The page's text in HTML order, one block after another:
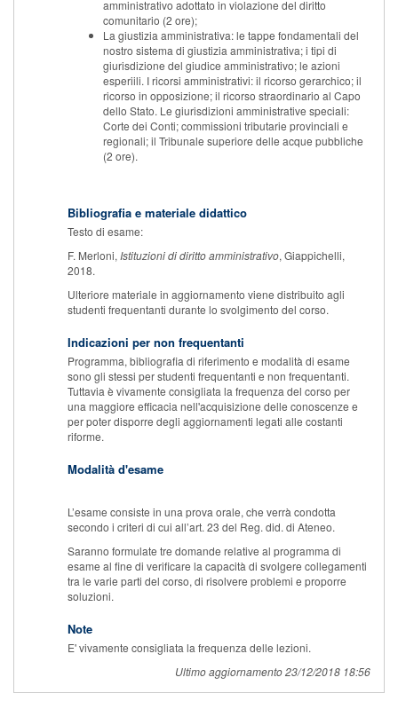
amministrativo adottato in violazione del diritto
comunitario (2 ore);
La giustizia amministrativa: le tappe fondamentali del
nostro sistema di giustizia amministrativa; i tipi di
giurisdizione del giudice amministrativo; le azioni
esperiili. I ricorsi amministrativi: il ricorso gerarchico; il
ricorso in opposizione; il ricorso straordinario al Capo
dello Stato. Le giurisdizioni amministrative speciali:
Corte dei Conti; commissioni tributarie provinciali e
regionali; il Tribunale superiore delle acque pubbliche
(2 ore).
Bibliografia e materiale didattico
Testo di esame:
F. Merloni, Istituzioni di diritto amministrativo, Giappichelli,
2018.
Ulteriore materiale in aggiornamento viene distribuito agli
studenti frequentanti durante lo svolgimento del corso.
Indicazioni per non frequentanti
Programma, bibliografia di riferimento e modalità di esame
sono gli stessi per studenti frequentanti e non frequentanti.
Tuttavia è vivamente consigliata la frequenza del corso per
una maggiore efficacia nell'acquisizione delle conoscenze e
per poter disporre degli aggiornamenti legati alle costanti
riforme.
Modalità d'esame
L’esame consiste in una prova orale, che verrà condotta
secondo i criteri di cui all’art. 23 del Reg. did. di Ateneo.
Saranno formulate tre domande relative al programma di
esame al fine di verificare la capacità di svolgere collegamenti
tra le varie parti del corso, di risolvere problemi e proporre
soluzioni.
Note
E' vivamente consigliata la frequenza delle lezioni.
Ultimo aggiornamento 23/12/2018 18:56